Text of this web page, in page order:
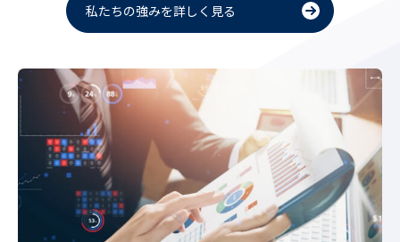
私たちの強みを詳しく見る